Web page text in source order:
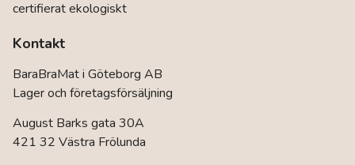
certifierat ekologiskt
Kontakt
BaraBraMat i Göteborg AB
Lager och företagsförsäljning
August Barks gata 30A
421 32 Västra Frölunda